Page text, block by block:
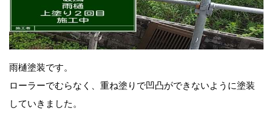
雨樋塗装です。
ローラーでむらなく、重ね塗りで凹凸ができないように塗装
していきました。